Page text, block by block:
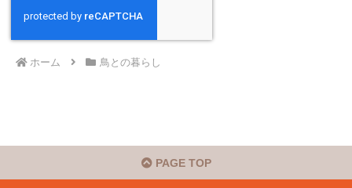
ホーム 鳥との暮らし
PAGE TOP